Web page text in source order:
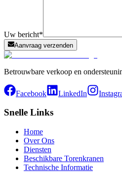
Uw bericht*
Aanvraag verzenden
Betrouwbare verkoop en
Facebook LinkedIn
Snelle Links
Home
Over Ons
Diensten
Beschikbare Torenkranen
Technische Informatie